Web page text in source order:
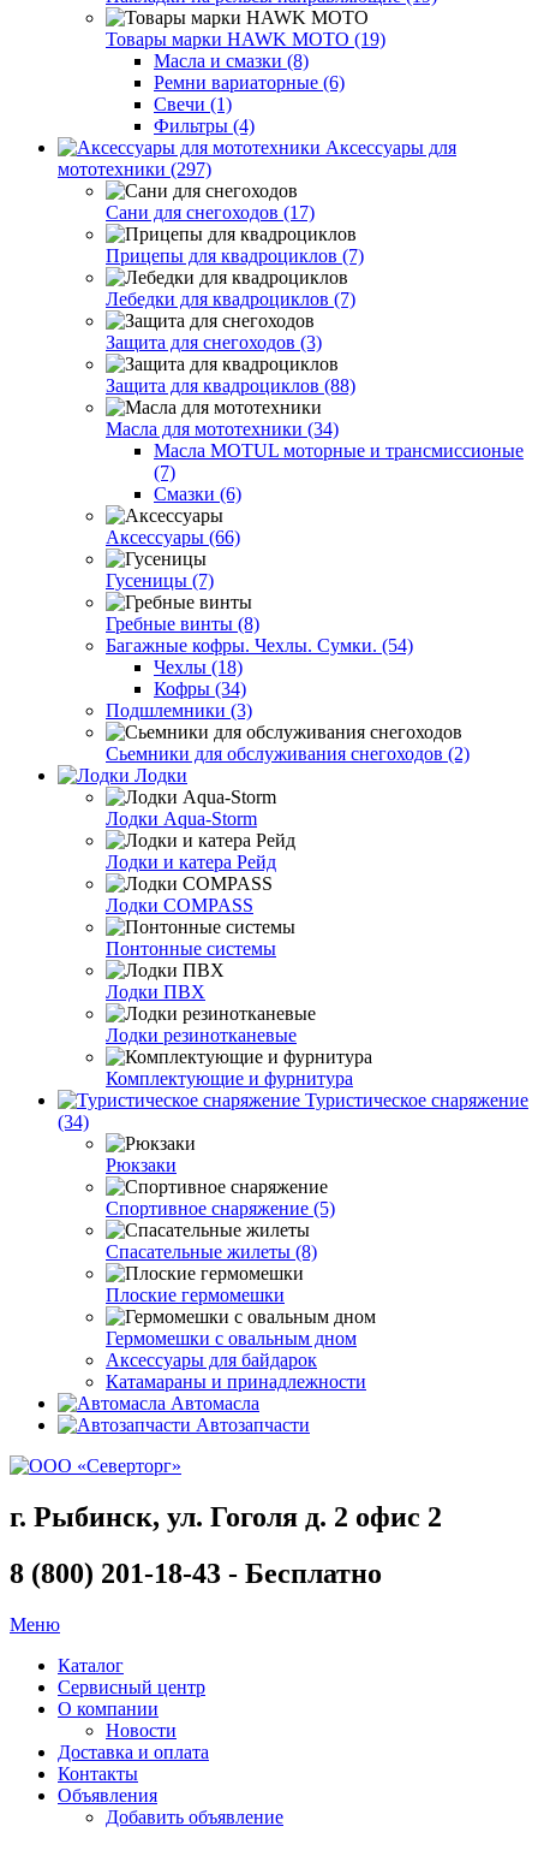
Товары марки HAWK MOTO (19)
Масла и смазки (8)
Ремни вариаторные (6)
Свечи (1)
Фильтры (4)
Аксессуары для
мототехники (297)
Сани для снегоходов (17)
Прицепы для квадроциклов (7)
Лебедки для квадроциклов (7)
Защита для снегоходов (3)
Защита для квадроциклов (88)
Масла для мототехники (34)
Масла MOTUL моторные и трансмиссионые
(7)
Смазки (6)
Аксессуары (66)
Гусеницы (7)
Гребные винты (8)
Багажные кофры. Чехлы. Сумки. (54)
Чехлы (18)
Кофры (34)
Подшлемники (3)
Сьемники для обслуживания снегоходов (2)
Лодки
Лодки Aqua-Storm
Лодки и катера Рейд
Лодки COMPASS
Понтонные системы
Лодки ПВХ
Лодки резинотканевые
Комплектующие и фурнитура
Туристическое снаряжение
(34)
Рюкзаки
Спортивное снаряжение (5)
Спасательные жилеты (8)
Плоские гермомешки
Гермомешки с овальным дном
Аксессуары для байдарок
Катамараны и принадлежности
Автомасла
Автозапчасти
г. Рыбинск, ул. Гоголя д. 2 офис 2
8 (800) 201-18-43 - Бесплатно
Меню
Каталог
Сервисный центр
О компании
Новости
Доставка и оплата
Контакты
Объявления
Добавить объявление